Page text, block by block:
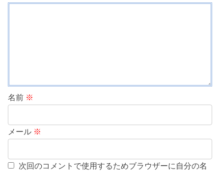
名前 ※
メール ※
次回のコメントで使用するためブラウザーに自分の名